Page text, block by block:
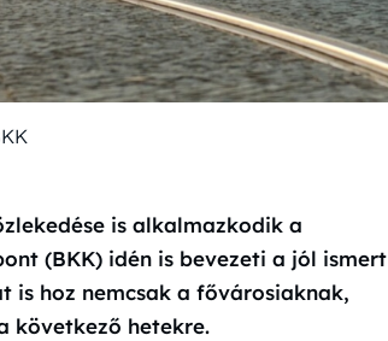
is alkalmazkodik a
(BKK) idén is bevezeti a jól ismert
is hoz nemcsak a fővárosiaknak,
következő hetekre.